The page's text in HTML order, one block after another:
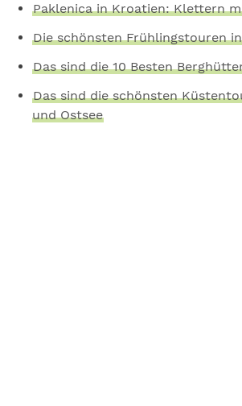
Paklenica in Kroatien: Klettern
Die schönsten Frühlingstouren
Das sind die 10 Besten
Das sind die schönsten
und Ostsee